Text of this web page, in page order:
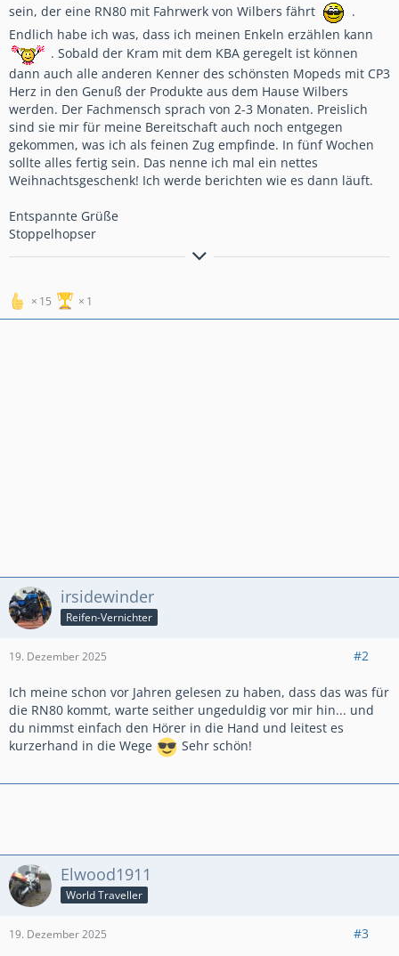
sein, der eine RN80 mit Fahrwerk von Wilbers fährt
.
Endlich habe ich was, dass ich meinen Enkeln erzählen kann
. Sobald der Kram mit dem KBA geregelt ist können
dann auch alle anderen Kenner des schönsten Mopeds mit CP3
Herz in den Genuß der Produkte aus dem Hause Wilbers
werden. Der Fachmensch sprach von 2-3 Monaten. Preislich
sind sie mir für meine Bereitschaft auch noch entgegen
gekommen, was ich als feinen Zug empfinde. In fünf Wochen
sollte alles fertig sein. Das nenne ich mal ein nettes
Weihnachtsgeschenk! Ich werde berichten wie es dann läuft.
Entspannte Grüße
Stoppelhopser
Ich kann gut Mitmenschen umgehen.
15 1
irsidewinder
Reifen-Vernichter
19. Dezember 2025 #2
Ich meine schon vor Jahren gelesen zu haben, dass das was für
die RN80 kommt, warte seither ungeduldig vor mir hin... und
du nimmst einfach den Hörer in die Hand und leitest es
kurzerhand in die Wege
Sehr schön!
Elwood1911
World Traveller
19. Dezember 2025 #3